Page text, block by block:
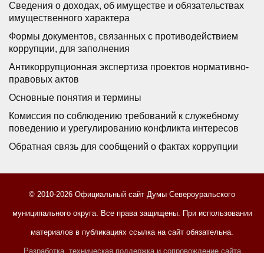
Сведения о доходах, об имуществе и обязательствах
имущественного характера
Формы документов, связанных с противодействием
коррупции, для заполнения
Антикоррупционная экспертиза проектов нормативно-
правовых актов
Основные понятия и термины
Комиссия по соблюдению требований к служебному
поведению и урегулированию конфликта интересов
Обратная связь для сообщений о фактах коррупции
© 2010-2026 Официальный сайт Думы Североуральского
муниципального округа. Все права защищены. При использовании
материалов в публикациях ссылка на сайт обязательна.
Разработка, техническая поддержка и сопровождение сайта